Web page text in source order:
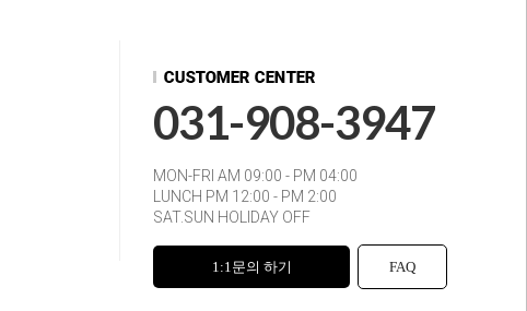
031-908-3947
MON-FRI AM 09:00 - PM 04:00
LUNCH PM 12:00 - PM 2:00
SAT.SUN HOLIDAY OFF
1:1문의 하기 FAQ